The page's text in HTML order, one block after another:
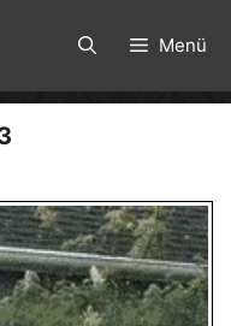
Menü